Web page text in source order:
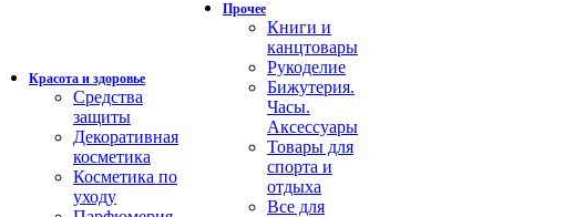
Красота и здоровье
Средства
защиты
Декоративная
косметика
Косметика по
уходу
Прочее
Книги и
канцтовары
Рукоделие
Бижутерия.
Часы.
Аксессуары
Товары для
спорта и
отдыха
Все для